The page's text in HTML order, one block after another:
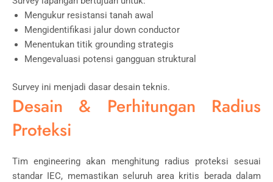
Mengukur resistansi tanah awal
Mengidentifikasi jalur down conductor
Menentukan titik grounding strategis
Mengevaluasi potensi gangguan struktural
Survey ini menjadi dasar desain teknis.
Desain & Perhitungan Radius
Proteksi
Tim engineering akan menghitung radius proteksi sesuai
standar IEC, memastikan seluruh area kritis berada dalam